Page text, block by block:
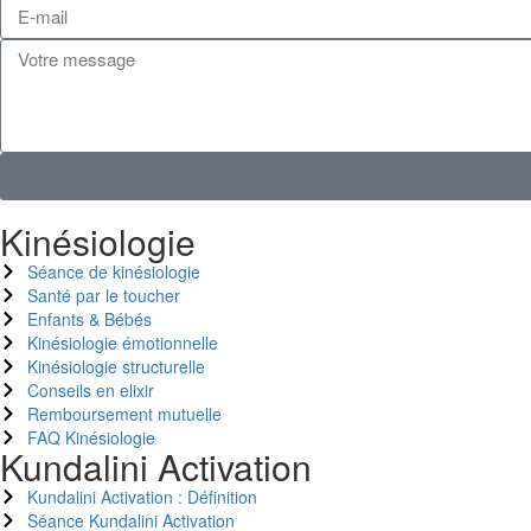
Kinésiologie
Séance de kinésiologie
Santé par le toucher
Enfants & Bébés
Kinésiologie émotionnelle
Kinésiologie structurelle
Conseils en elixir
Remboursement mutuelle
FAQ Kinésiologie
Kundalini Activation
Kundalini Activation : Définition
Séance Kundalini Activation